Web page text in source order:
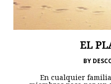
EL
BY
En cualquier